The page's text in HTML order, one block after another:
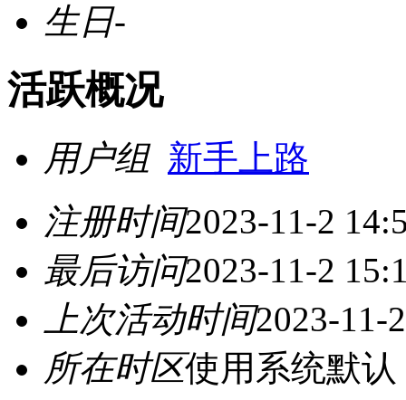
生日-
活跃概况
用户组 新手上路
注册时间2023-11-2
最后访问2023-11-2
上次活动时间2023-11-
所在时区使用系统默认